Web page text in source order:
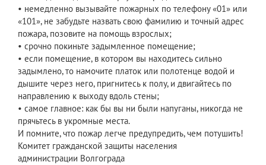
• немедленно вызывайте пожарных по телефону «01» или
«101», не забудьте назвать свою фамилию и точный адрес
пожара, позовите на помощь взрослых;
• срочно покиньте задымленное помещение;
• если помещение, в котором вы находитесь сильно
задымлено, то намочите платок или полотенце водой и
дышите через него, пригнитесь к полу, и двигайтесь по
направлению к выходу вдоль стены;
• самое главное: как бы вы ни были напуганы, никогда не
прячьтесь в укромные места.
И помните, что пожар легче предупредить, чем потушить!
Комитет гражданской защиты населения
администрации Волгограда